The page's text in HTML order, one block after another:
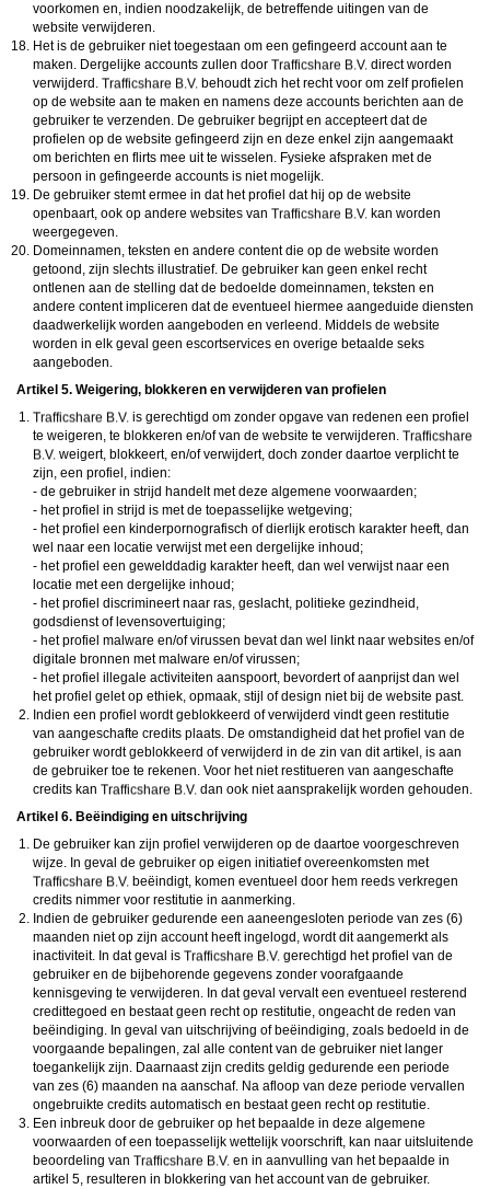
voorkomen en, indien noodzakelijk, de betreffende uitingen van de
website verwijderen.
Het is de gebruiker niet toegestaan om een gefingeerd account aan te
maken. Dergelijke accounts zullen door
direct worden
verwijderd.
behoudt zich het recht voor om zelf profielen
op de website aan te maken en namens deze accounts berichten aan de
gebruiker te verzenden. De gebruiker begrijpt en accepteert dat de
profielen op de website gefingeerd zijn en deze enkel zijn aangemaakt
om berichten en flirts mee uit te wisselen. Fysieke afspraken met de
persoon in gefingeerde accounts is niet mogelijk.
De gebruiker stemt ermee in dat het profiel dat hij op de website
openbaart, ook op andere websites van
kan worden
weergegeven.
Domeinnamen, teksten en andere content die op de website worden
getoond, zijn slechts illustratief. De gebruiker kan geen enkel recht
ontlenen aan de stelling dat de bedoelde domeinnamen, teksten en
andere content impliceren dat de eventueel hiermee aangeduide diensten
daadwerkelijk worden aangeboden en verleend. Middels de website
worden in elk geval geen escortservices en overige betaalde seks
aangeboden.
Artikel 5. Weigering, blokkeren en verwijderen van profielen
is gerechtigd om zonder opgave van redenen een profiel
te weigeren, te blokkeren en/of van de website te verwijderen.
weigert, blokkeert, en/of verwijdert, doch zonder daartoe verplicht te
zijn, een profiel, indien:
- de gebruiker in strijd handelt met deze algemene voorwaarden;
- het profiel in strijd is met de toepasselijke wetgeving;
- het profiel een kinderpornografisch of dierlijk erotisch karakter heeft, dan
wel naar een locatie verwijst met een dergelijke inhoud;
- het profiel een gewelddadig karakter heeft, dan wel verwijst naar een
locatie met een dergelijke inhoud;
- het profiel discrimineert naar ras, geslacht, politieke gezindheid,
godsdienst of levensovertuiging;
- het profiel malware en/of virussen bevat dan wel linkt naar websites en/of
digitale bronnen met malware en/of virussen;
- het profiel illegale activiteiten aanspoort, bevordert of aanprijst dan wel
het profiel gelet op ethiek, opmaak, stijl of design niet bij de website past.
Indien een profiel wordt geblokkeerd of verwijderd vindt geen restitutie
van aangeschafte credits plaats. De omstandigheid dat het profiel van de
gebruiker wordt geblokkeerd of verwijderd in de zin van dit artikel, is aan
de gebruiker toe te rekenen. Voor het niet restitueren van aangeschafte
credits kan
dan ook niet aansprakelijk worden gehouden.
Artikel 6. Beëindiging en uitschrijving
De gebruiker kan zijn profiel verwijderen op de daartoe voorgeschreven
wijze. In geval de gebruiker op eigen initiatief overeenkomsten met
beëindigt, komen eventueel door hem reeds verkregen
credits nimmer voor restitutie in aanmerking.
Indien de gebruiker gedurende een aaneengesloten periode van zes (6)
maanden niet op zijn account heeft ingelogd, wordt dit aangemerkt als
inactiviteit. In dat geval is
gerechtigd het profiel van de
gebruiker en de bijbehorende gegevens zonder voorafgaande
kennisgeving te verwijderen. In dat geval vervalt een eventueel resterend
credittegoed en bestaat geen recht op restitutie, ongeacht de reden van
beëindiging. In geval van uitschrijving of beëindiging, zoals bedoeld in de
voorgaande bepalingen, zal alle content van de gebruiker niet langer
toegankelijk zijn. Daarnaast zijn credits geldig gedurende een periode
van zes (6) maanden na aanschaf. Na afloop van deze periode vervallen
ongebruikte credits automatisch en bestaat geen recht op restitutie.
Een inbreuk door de gebruiker op het bepaalde in deze algemene
voorwaarden of een toepasselijk wettelijk voorschrift, kan naar uitsluitende
beoordeling van
en in aanvulling van het bepaalde in
artikel 5, resulteren in blokkering van het account van de gebruiker.